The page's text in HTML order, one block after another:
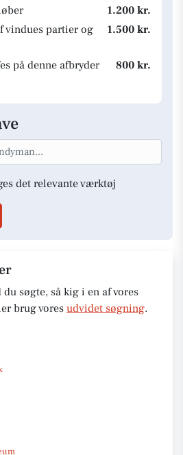
1.200 kr.
vindues partier og
1.500 kr.
på denne afbryder
800 kr.
det relevante værktøj
søgte, så kig i en af vores
brug vores udvidet søgning.